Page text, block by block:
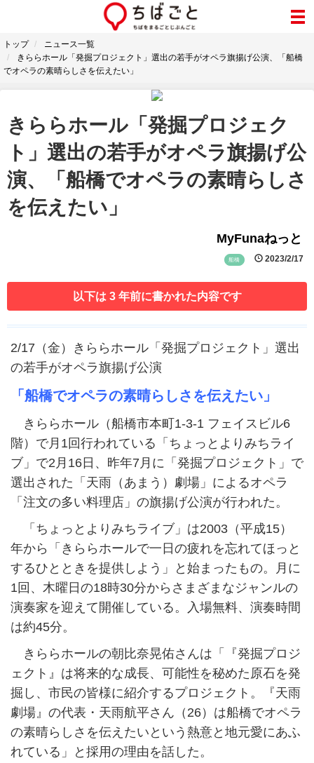
トップ
ニュース一覧
きららホール「発掘プロジェクト」選出の若手がオペラ旗揚げ公演、「船橋
でオペラの素晴らしさを伝えたい」
きららホール「発掘プロジェク
ト」選出の若手がオペラ旗揚げ公
演、「船橋でオペラの素晴らしさ
を伝えたい」
MyFunaねっと
船橋 2023/2/17
以下は 3 年前に書かれた内容です
2/17（金）きららホール「発掘プロジェクト」選出
の若手がオペラ旗揚げ公演
「船橋でオペラの素晴らしさを伝えたい」
きららホール（船橋市本町1-3-1 フェイスビル6
階）で月1回行われている「ちょっとよりみちライ
ブ」で2月16日、昨年7月に「発掘プロジェクト」で
選出された「天雨（あまう）劇場」によるオペラ
「注文の多い料理店」の旗揚げ公演が行われた。
「ちょっとよりみちライブ」は2003（平成15）
年から「きららホールで一日の疲れを忘れてほっと
するひとときを提供しよう」と始まったもの。月に
1回、木曜日の18時30分からさまざまなジャンルの
演奏家を迎えて開催している。入場無料、演奏時間
は約45分。
きららホールの朝比奈晃佑さんは「『発掘プロジ
ェクト』は将来的な成長、可能性を秘めた原石を発
掘し、市民の皆様に紹介するプロジェクト。『天雨
劇場』の代表・天雨航平さん（26）は船橋でオペラ
の素晴らしさを伝えたいという熱意と地元愛にあふ
れている」と採用の理由を話した。